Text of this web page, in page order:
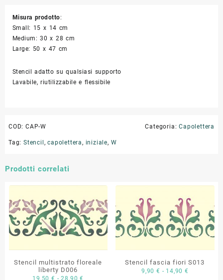
Misura prodotto:
Small: 15 x 14 cm
Medium: 30 x 28 cm
Large: 50 x 47 cm
Stencil adatto su qualsiasi supporto
Lavabile, riutilizzabile e flessibile
COD: CAP-W Categoria:Capolettera
Tag: Stencil,capolettera, iniziale, W
Prodotti correlati
Stencil multistrato floreale
liberty D006
Stencil fascia fiori S013
9,90 € - 14,90 €